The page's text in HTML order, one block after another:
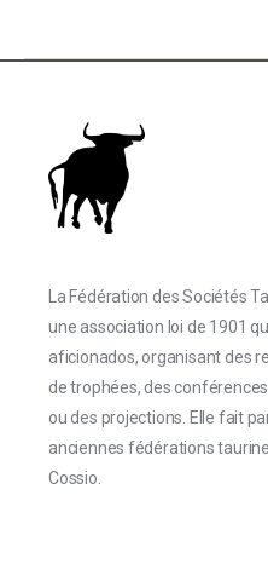
La Fédération des Sociétés
une association loi de 1901
aficionados, organisant des
de trophées, des
ou des projections. Elle fait
anciennes fédérations
Cossio.